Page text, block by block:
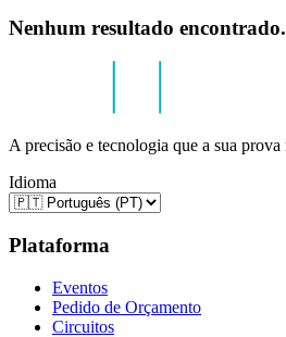
Nenhum resultado encontrado.
A precisão e tecnologia que a sua prova
Idioma
Plataforma
Eventos
Pedido de Orçamento
Circuitos